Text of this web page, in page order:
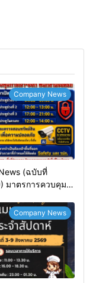
Company News
(ฉบับที่
มาตรการควบคุม
Company News